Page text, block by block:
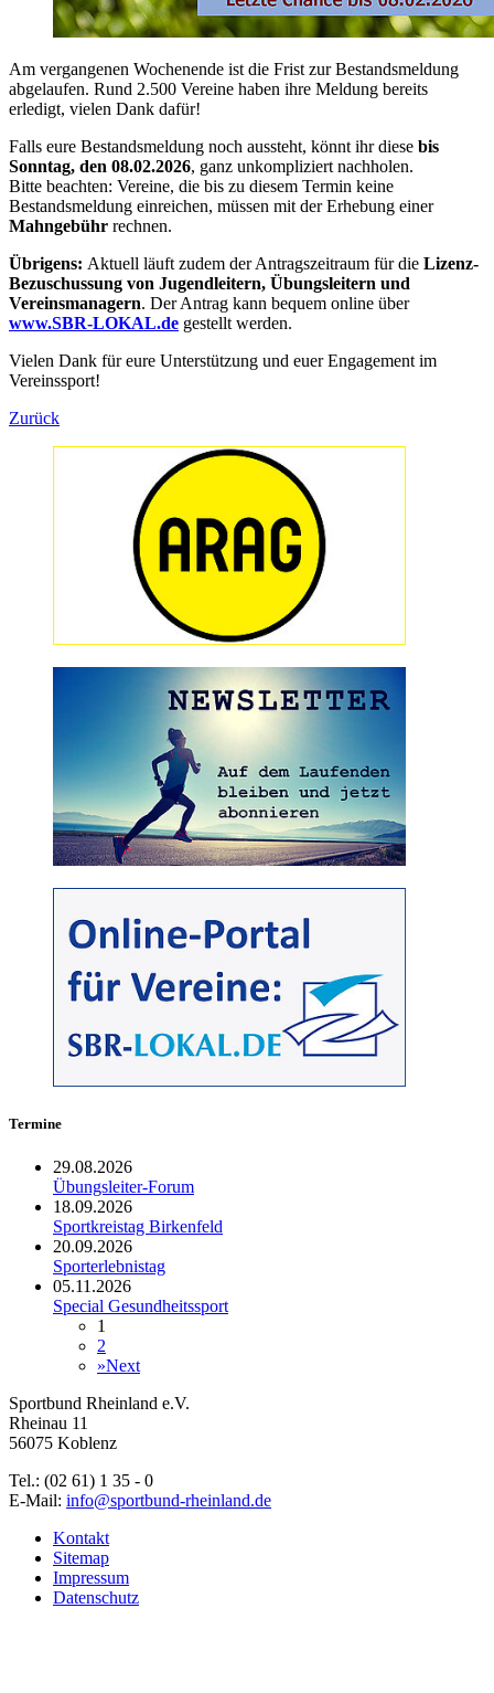
Am vergangenen Wochenende ist die Frist zur Bestandsmeldung
abgelaufen. Rund 2.500 Vereine haben ihre Meldung bereits
erledigt, vielen Dank dafür!
Falls eure Bestandsmeldung noch aussteht, könnt ihr diese bis
Sonntag, den 08.02.2026, ganz unkompliziert nachholen.
Bitte beachten: Vereine, die bis zu diesem Termin keine
Bestandsmeldung einreichen, müssen mit der Erhebung einer
Mahngebühr rechnen.
Übrigens: Aktuell läuft zudem der Antragszeitraum für die Lizenz-
Bezuschussung von Jugendleitern, Übungsleitern und
Vereinsmanagern. Der Antrag kann bequem online über
www.SBR-LOKAL.de gestellt werden.
Vielen Dank für eure Unterstützung und euer Engagement im
Vereinssport!
Zurück
Termine
29.08.2026
Übungsleiter-Forum
18.09.2026
Sportkreistag Birkenfeld
20.09.2026
Sporterlebnistag
05.11.2026
Special Gesundheitssport
1
2
»Next
Sportbund Rheinland e.V.
Rheinau 11
56075 Koblenz
Tel.: (02 61) 1 35 - 0
E-Mail: info@sportbund-rheinland.de
Kontakt
Sitemap
Impressum
Datenschutz